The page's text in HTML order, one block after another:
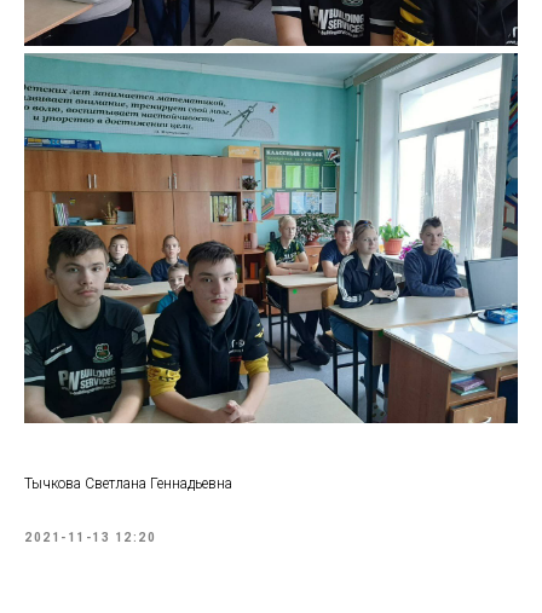
Тычкова Светлана Геннадьевна
2021-11-13 12:20